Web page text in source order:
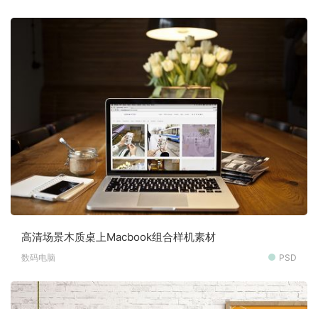
高清场景木质桌上Macbook组合样机素材
数码电脑 PSD